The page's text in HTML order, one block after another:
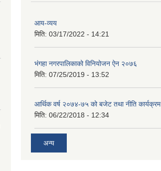
आय-व्यय
मिति: 03/17/2022 - 14:21
भंगहा नगरपालिकाको विनियोजन ऐन २०७६
मिति: 07/25/2019 - 13:52
आर्थिक वर्ष २०७४-७५ को बजेट तथा नीति कार्यक्रम
मिति: 06/22/2018 - 12:34
अन्य